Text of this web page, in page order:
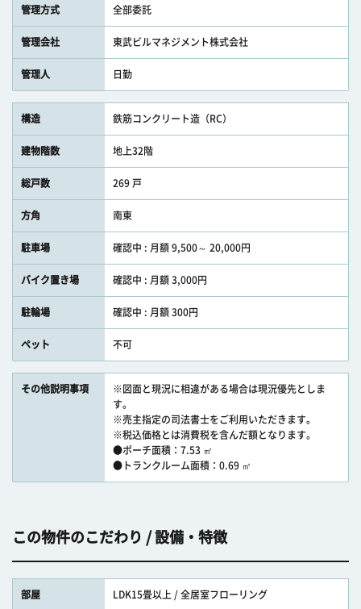
管理方式 全部委託
管理会社 東武ビルマネジメント株式会社
管理人 日勤
構造 鉄筋コンクリート造（RC）
建物階数 地上32階
総戸数 269 戸
方角 南東
駐車場 確認中 : 月額 9,500～ 20,000円
バイク置き場 確認中 : 月額 3,000円
駐輪場 確認中 : 月額 300円
ペット 不可
その他説明事項
※図面と現況に相違がある場合は現況優先としま
す。
※売主指定の司法書士をご利用いただきます。
※税込価格とは消費税を含んだ額となります。
●ポーチ面積：7.53 ㎡
●トランクルーム面積：0.69 ㎡
この物件のこだわり / 設備・特徴
部屋 LDK15畳以上 / 全居室フローリング